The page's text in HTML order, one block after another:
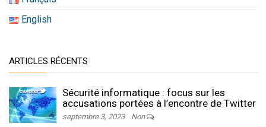
English
ARTICLES RÉCENTS
Sécurité informatique : focus sur les
accusations portées à l’encontre de Twitter
septembre 3, 2023 Non